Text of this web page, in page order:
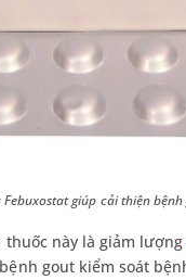
Febuxostat giúp cải thiện
thuốc này là giảm
gout kiểm soát